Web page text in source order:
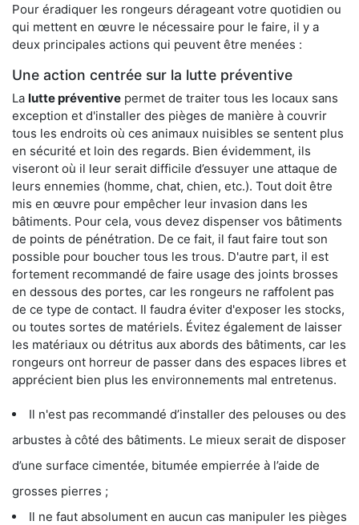
Pour éradiquer les rongeurs dérageant votre quotidien ou
qui mettent en œuvre le nécessaire pour le faire, il y a
deux principales actions qui peuvent être menées :
Une action centrée sur la lutte préventive
La lutte préventive permet de traiter tous les locaux sans
exception et d'installer des pièges de manière à couvrir
tous les endroits où ces animaux nuisibles se sentent plus
en sécurité et loin des regards. Bien évidemment, ils
viseront où il leur serait difficile d’essuyer une attaque de
leurs ennemies (homme, chat, chien, etc.). Tout doit être
mis en œuvre pour empêcher leur invasion dans les
bâtiments. Pour cela, vous devez dispenser vos bâtiments
de points de pénétration. De ce fait, il faut faire tout son
possible pour boucher tous les trous. D'autre part, il est
fortement recommandé de faire usage des joints brosses
en dessous des portes, car les rongeurs ne raffolent pas
de ce type de contact. Il faudra éviter d'exposer les stocks,
ou toutes sortes de matériels. Évitez également de laisser
les matériaux ou détritus aux abords des bâtiments, car les
rongeurs ont horreur de passer dans des espaces libres et
apprécient bien plus les environnements mal entretenus.
Il n'est pas recommandé d’installer des pelouses ou des
arbustes à côté des bâtiments. Le mieux serait de disposer
d’une surface cimentée, bitumée empierrée à l’aide de
grosses pierres ;
Il ne faut absolument en aucun cas manipuler les pièges